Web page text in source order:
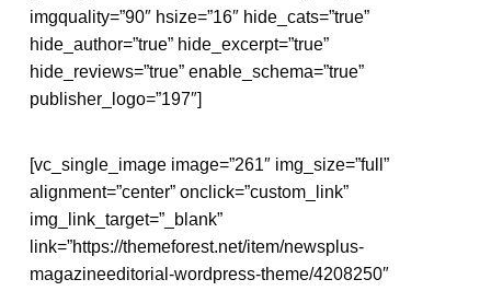
imgquality=”90″ hsize=”16″ hide_cats=”true”
hide_author=”true” hide_excerpt=”true”
hide_reviews=”true” enable_schema=”true”
publisher_logo=”197″]
[vc_single_image image=”261″ img_size=”full”
alignment=”center” onclick=”custom_link”
img_link_target=”_blank”
link=”https://themeforest.net/item/newsplus-
magazineeditorial-wordpress-theme/4208250″